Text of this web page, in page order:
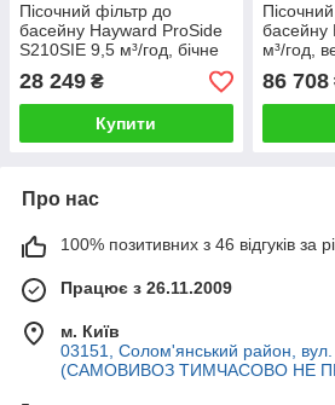
Пісочний фільтр до
басейну Hayward ProSide
S210SIE 9,5 м³/год, бічне
28 249 ₴
Купити
басейну
м³/год,
86 708
Про нас
100% позитивних з 46 відгуків за
Працює з 26.11.2009
м. Київ
03151, Солом'янський район, вул.
(САМОВИВОЗ ТИМЧАСОВО НЕ